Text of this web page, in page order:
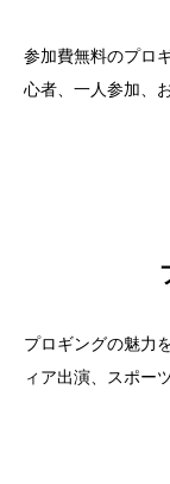
参加費無料のプロ
心者、一人参加、
プロギングの魅力
ィア出演、スポー